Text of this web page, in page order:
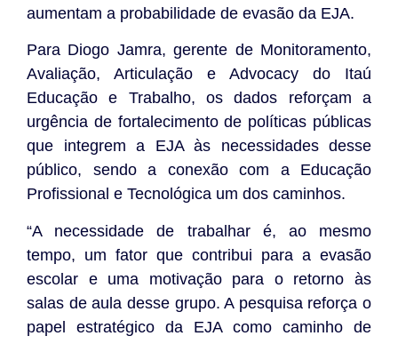
aumentam a probabilidade de evasão da EJA.
Para Diogo Jamra, gerente de Monitoramento,
Avaliação, Articulação e Advocacy do Itaú
Educação e Trabalho, os dados reforçam a
urgência de fortalecimento de políticas públicas
que integrem a EJA às necessidades desse
público, sendo a conexão com a Educação
Profissional e Tecnológica um dos caminhos.
“A necessidade de trabalhar é, ao mesmo
tempo, um fator que contribui para a evasão
escolar e uma motivação para o retorno às
salas de aula desse grupo. A pesquisa reforça o
papel estratégico da EJA como caminho de